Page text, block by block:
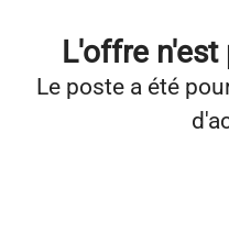
L'offre
Le poste a été